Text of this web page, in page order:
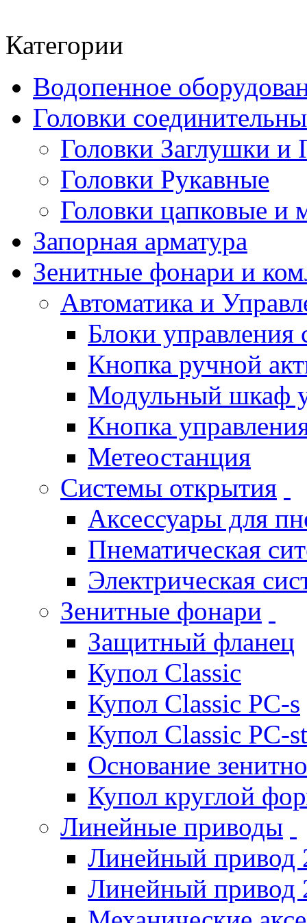
Категории
Водопенное
Головки
Головки Заглушки и
Головки Рукавные
Головки цапковые и
Запорная арматура
Зенитные фонари и
Автоматика и
Блоки
Кнопка ручной
Модульный шкаф
Кнопка
Метеостанция
Системы открытия
Аксессуары для
Пнематическая
Электрическая
Зенитные фонари
Защитный фланец
Купол Classic
Купол Classic PC-s
Купол Classic PC-st
Основание
Купол круглой
Линейные приводы
Линейный привод
Линейный привод